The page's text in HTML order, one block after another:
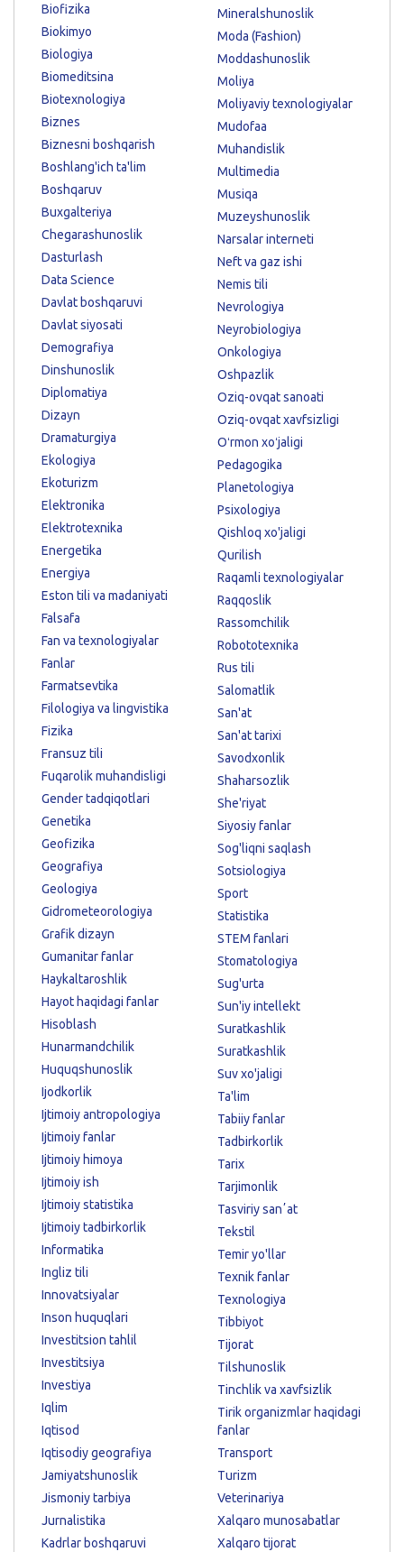
Biofizika
Biokimyo
Biologiya
Biomeditsina
Biotexnologiya
Biznes
Biznesni boshqarish
Boshlang'ich ta'lim
Boshqaruv
Buxgalteriya
Chegarashunoslik
Dasturlash
Data Science
Davlat boshqaruvi
Davlat siyosati
Demografiya
Dinshunoslik
Diplomatiya
Dizayn
Dramaturgiya
Ekologiya
Ekoturizm
Elektronika
Elektrotexnika
Energetika
Energiya
Eston tili va madaniyati
Falsafa
Fan va texnologiyalar
Fanlar
Farmatsevtika
Filologiya va lingvistika
Fizika
Fransuz tili
Fuqarolik muhandisligi
Gender tadqiqotlari
Genetika
Geofizika
Geografiya
Geologiya
Gidrometeorologiya
Grafik dizayn
Gumanitar fanlar
Haykaltaroshlik
Hayot haqidagi fanlar
Hisoblash
Hunarmandchilik
Huquqshunoslik
Ijodkorlik
Ijtimoiy antropologiya
Ijtimoiy fanlar
Ijtimoiy himoya
Ijtimoiy ish
Ijtimoiy statistika
Ijtimoiy tadbirkorlik
Informatika
Ingliz tili
Innovatsiyalar
Inson huquqlari
Investitsion tahlil
Investitsiya
Investiya
Iqlim
Iqtisod
Iqtisodiy geografiya
Jamiyatshunoslik
Jismoniy tarbiya
Jurnalistika
Kadrlar boshqaruvi
Mineralshunoslik
Moda (Fashion)
Moddashunoslik
Moliya
Moliyaviy texnologiyalar
Mudofaa
Muhandislik
Multimedia
Musiqa
Muzeyshunoslik
Narsalar interneti
Neft va gaz ishi
Nemis tili
Nevrologiya
Neyrobiologiya
Onkologiya
Oshpazlik
Oziq-ovqat sanoati
Oziq-ovqat xavfsizligi
Oʻrmon xoʻjaligi
Pedagogika
Planetologiya
Psixologiya
Qishloq xo'jaligi
Qurilish
Raqamli texnologiyalar
Raqqoslik
Rassomchilik
Robototexnika
Rus tili
Salomatlik
San'at
San'at tarixi
Savodxonlik
Shaharsozlik
She'riyat
Siyosiy fanlar
Sog'liqni saqlash
Sotsiologiya
Sport
Statistika
STEM fanlari
Stomatologiya
Sug'urta
Sun'iy intellekt
Suratkashlik
Suratkashlik
Suv xo'jaligi
Ta'lim
Tabiiy fanlar
Tadbirkorlik
Tarix
Tarjimonlik
Tasviriy sanʼat
Tekstil
Temir yo'llar
Texnik fanlar
Texnologiya
Tibbiyot
Tijorat
Tilshunoslik
Tinchlik va xavfsizlik
Tirik organizmlar haqidagi
fanlar
Transport
Turizm
Veterinariya
Xalqaro munosabatlar
Xalqaro tijorat